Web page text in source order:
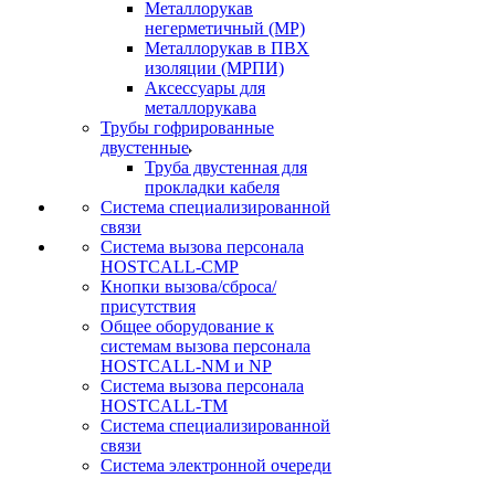
Металлорукав
негерметичный (МР)
Металлорукав в ПВХ
изоляции (МРПИ)
Аксессуары для
металлорукава
Трубы гофрированные
двустенные
Труба двустенная для
прокладки кабеля
Система специализированной
связи
Cистема вызова персонала
HOSTCALL-CMP
Кнопки вызова/сброса/
присутствия
Общее оборудование к
системам вызова персонала
HOSTCALL-NM и NP
Система вызова персонала
HOSTCALL-TM
Система специализированной
связи
Система электронной очереди